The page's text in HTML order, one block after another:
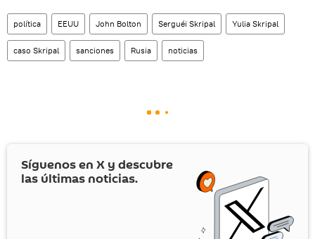
política EEUU John Bolton Serguéi Skripal Yulia Skripal
caso Skripal sanciones Rusia noticias
Síguenos en X y descubre
las últimas noticias.